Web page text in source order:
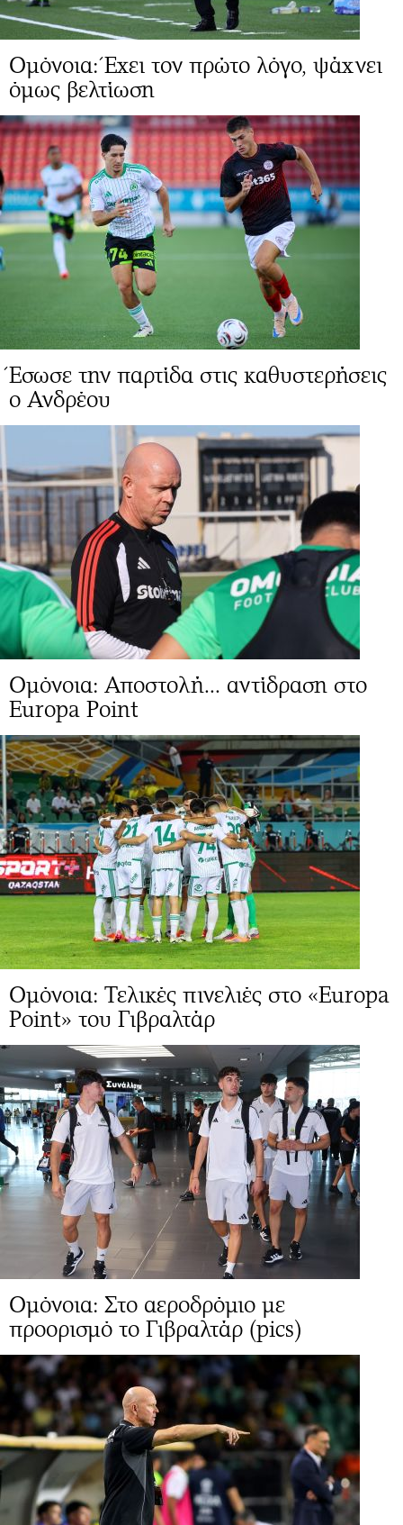
Ομόνοια: Έχει τον πρώτο λόγο, ψάχνει
όμως βελτίωση
Έσωσε την παρτίδα στις καθυστερήσεις
ο Ανδρέου
Ομόνοια: Αποστολή... αντίδραση στο
Europa Point
Ομόνοια: Τελικές πινελιές στο «Europa
Point» του Γιβραλτάρ
Ομόνοια: Στο αεροδρόμιο με
προορισμό το Γιβραλτάρ (pics)